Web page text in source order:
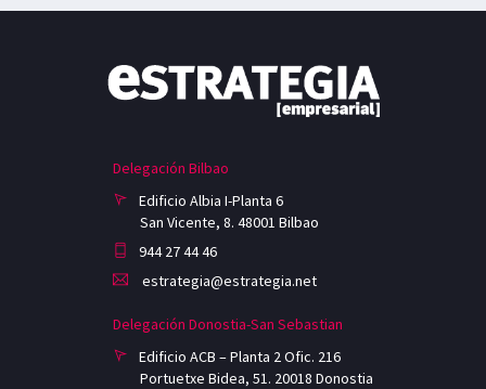
Delegación Bilbao
Edificio Albia I-Planta 6
San Vicente, 8. 48001 Bilbao
944 27 44 46
estrategia@estrategia.net
Delegación Donostia-San Sebastian
Edificio ACB – Planta 2 Ofic. 216
Portuetxe Bidea, 51. 20018 Donostia